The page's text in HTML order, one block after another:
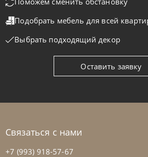
На заказ 45-90 дн
Подобрать мебель для всей
Выбрать подходящий декор
Оставить заявку
Связаться с нами
+7 (993) 918-57-67